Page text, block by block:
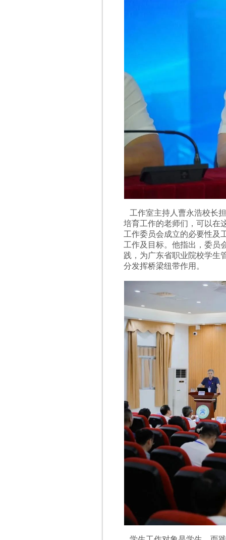
工作室主持人曹永浩校长
培育工作的老师们，可以在
工作委员会成立的必要性及
工作及目标。他指出，委员
践，为广东省职业院校学生
分发挥桥梁纽带作用。